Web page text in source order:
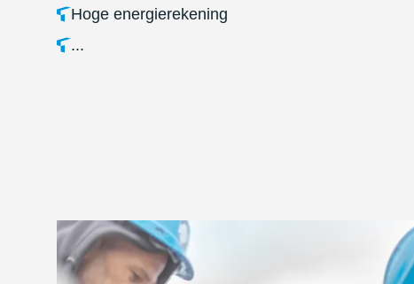
Hoge energierekening
...